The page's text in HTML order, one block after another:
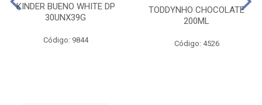
KINDER BUENO WHITE DP
30UNX39G
Código: 9844
TODDYNHO CHOCOLATE
200ML
Código: 4526